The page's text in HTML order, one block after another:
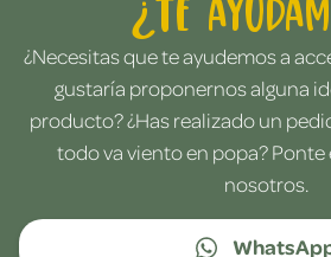
¿Te
¿Necesitas que te ayudemos a
gustaría proponernos alguna
producto? ¿Has realizado un
todo va viento en popa?
nosotros.